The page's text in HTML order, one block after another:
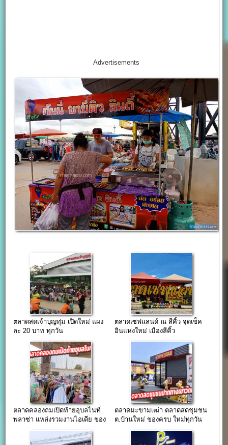
Advertisements
ตลาดสดเจ้าบุญทุ่ม เปิดใหม่ แผง
ละ 20 บาท ทุกวัน
ตลาดเซฟแลนด์ ณ สีคิ้ว จุดเช็ค
อินแห่งใหม่ เมืองสีคิ้ว
ตลาดคลองถมเปิดท้ายอุบลไนท์
พลาซ่า แหล่งรวมงานไอเดีย ของ
ตลาดมะขามเฒ่า ตลาดสดชุมชน
ต.บ้านใหม่ ของครบ ใหม่ทุกวัน